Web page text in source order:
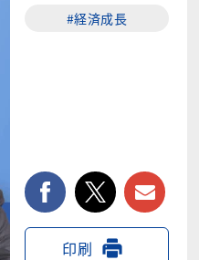
#経済成長
facebooktwitter
印刷